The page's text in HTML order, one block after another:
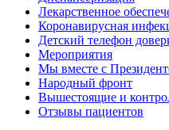
Лекарственное
Коронавирусная
Детский телефон
Мероприятия
Мы вместе с
Народный фронт
Вышестоящие и
Отзывы пациентов